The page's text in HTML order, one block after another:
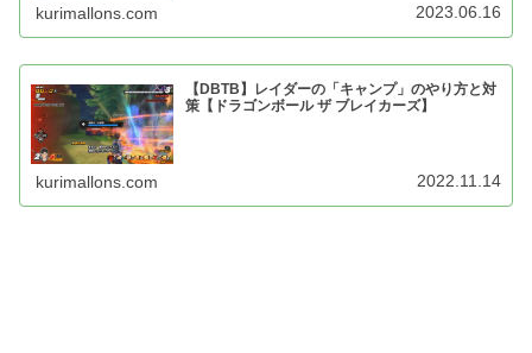
kurimallons.com 2023.06.16
【DBTB】レイダーの「キャンプ」のやり方と対
策【ドラゴンボール ザ ブレイカーズ】
kurimallons.com 2022.11.14